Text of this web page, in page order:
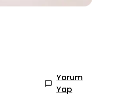
Yorum
Yap